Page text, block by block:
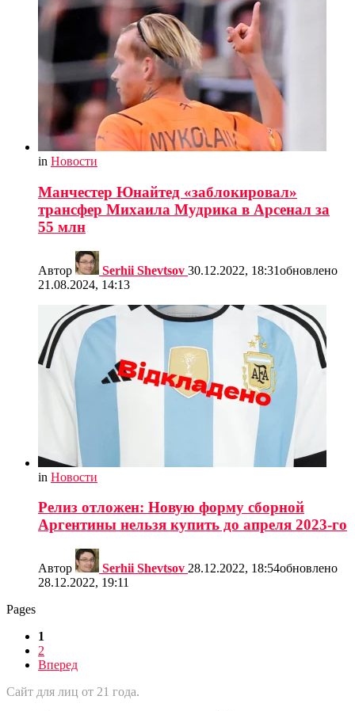
in Новости
Манчестер Юнайтед «заблокировал»
трансфер Михаила Мудрика в Арсенал за
55 млн
Автор Serhii Shevtsov 30.12.2022, 18:31обновлено
21.08.2024, 14:13
in Новости
Релиз отложен: Новую форму сборной
Аргентины нельзя купить до апреля 2023-го
Автор Serhii Shevtsov 28.12.2022, 18:54обновлено
28.12.2022, 19:11
Pages
1
2
Вперед
Сайт для лиц от 21 года.